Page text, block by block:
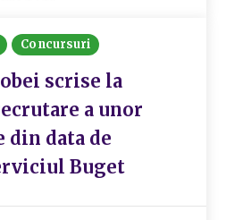
Concursuri
scrise la
a unor
data de
Buget